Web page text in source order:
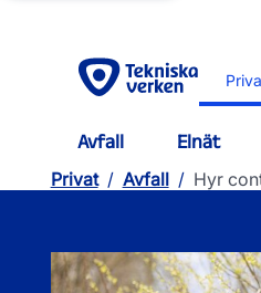
Avfall Elnät
Privat / Avfall / Hyr